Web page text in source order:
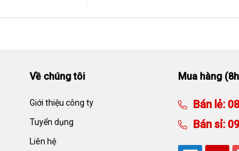
Về chúng tôi
Giới thiệu công ty
Tuyển dụng
Liên hệ
Mua hàng
Bán lẻ:
Bán sỉ: